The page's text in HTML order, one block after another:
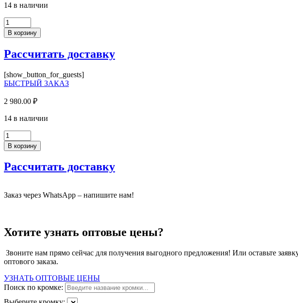
14 в наличии
Количество
товара
ЛДСП
(2750*1830*16мм),
(38)
В корзину
Рассчитать доставку
[show_button_for_guests]
БЫСТРЫЙ ЗАКАЗ
2 980.00 ₽
14 в наличии
Количество
товара
ЛДСП
(2750*1830*16мм),
В корзину
Рассчитать доставку
Заказ через WhatsApp – напишите нам!
Хотите узнать оптовые цены?
Звоните нам прямо сейчас для получения выгодного предложения! Или оставьте
оптового заказа.
УЗНАТЬ ОПТОВЫЕ ЦЕНЫ
Поиск по кромке: